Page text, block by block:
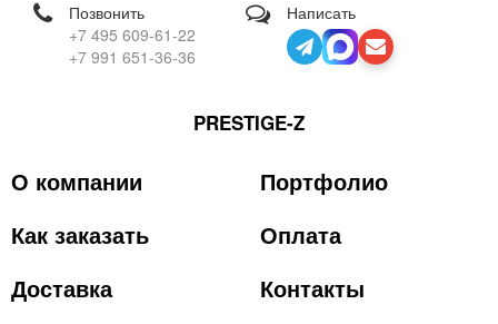
Позвонить
+7 495 609-61-22
+7 991 651-36-36
Написать
PRESTIGE-Z
О компании
Портфолио
Как заказать
Оплата
Доставка
Контакты